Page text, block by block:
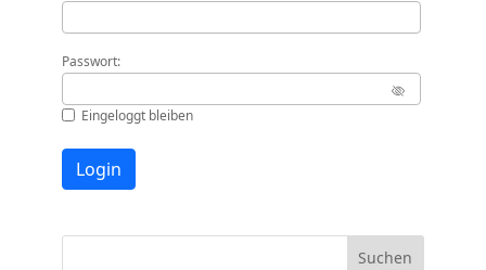
Passwort:
Eingeloggt bleiben
Suchen